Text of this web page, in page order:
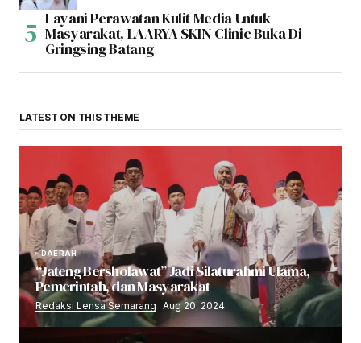
Layani Perawatan Kulit Media Untuk
Masyarakat, LAARYA SKIN Clinic Buka Di
Gringsing Batang
LATEST ON THIS THEME
DAERAH
“Jateng Bersholawat” Jadi Silaturahmi Ulama,
Pemerintah, dan Masyarakat
Redaksi Lensa Semarang Aug 20, 2024